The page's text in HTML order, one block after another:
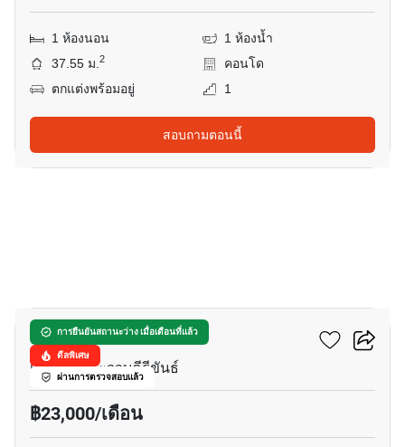
1 ห้องนอน
1 ห้องน้ำ
37.55 ม.2
คอนโด
ตกแต่งพร้อมอยู่
1
สอบถามตอนนี้
การยืนยันสถานะว่าง เมื่อเดือนที่แล้ว
ดีลพิเศษ
ผ่านการตรวจสอบแล้ว
วันเวลา หัวหิน-เขาเต่า
เขาเต่า, ประจวบคีรีขันธ์
฿23,000/เดือน